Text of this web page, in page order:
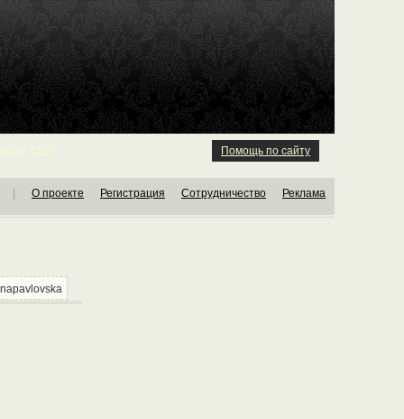
Помощь по сайту
О проекте Регистрация Сотрудничество Реклама